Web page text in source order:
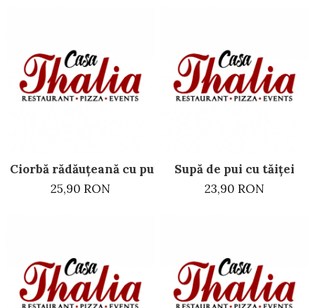
Ciorbă rădăuțeană cu pui
25,90 RON
Supă de pui cu tăiței
23,90 RON